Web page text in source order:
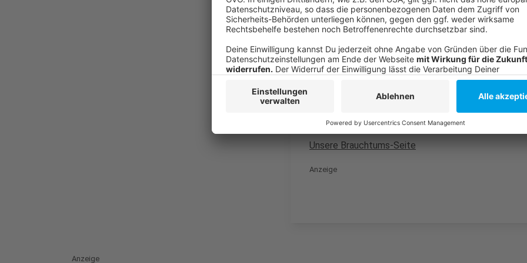
Weitere Infos und Links zum Thema:
Anzeige
Neuerungen für das Düsseldorfer Kö-Treiben
Ausführliche Übersicht über Veedelszüge in
Unsere Brauchtums-Seite
Anzeige
Anzeige